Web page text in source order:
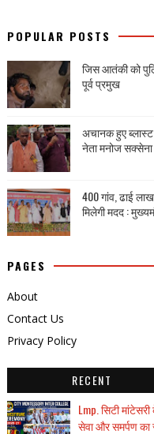
POPULAR POSTS
जिस आतंकी को
पूर्व प्रमुख
अचानक हुए
नेता मनोज
400 गांव, ढाई
मिलेगी मदद :
PAGES
About
Contact Us
Privacy Policy
RECENT
Lmp. सिटी
सेवा और समर्पण